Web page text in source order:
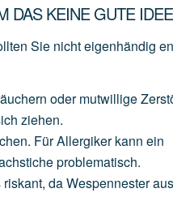
DAS KEINE GUTE
Sie nicht eigenhändig
oder mutwillige
ziehen.
FürAllergiker kann ein
problematisch.
riskant, daWespennesteraus